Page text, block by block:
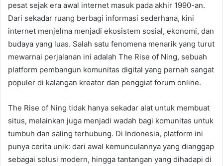
pesat sejak era awal internet masuk pada akhir 1990-an.
Dari sekadar ruang berbagi informasi sederhana, kini
internet menjelma menjadi ekosistem sosial, ekonomi, dan
budaya yang luas. Salah satu fenomena menarik yang turut
mewarnai perjalanan ini adalah The Rise of Ning, sebuah
platform pembangun komunitas digital yang pernah sangat
populer di kalangan kreator dan penggiat forum online.
The Rise of Ning tidak hanya sekadar alat untuk membuat
situs, melainkan juga menjadi wadah bagi komunitas untuk
tumbuh dan saling terhubung. Di Indonesia, platform ini
punya cerita unik: dari awal kemunculannya yang dianggap
sebagai solusi modern, hingga tantangan yang dihadapi di